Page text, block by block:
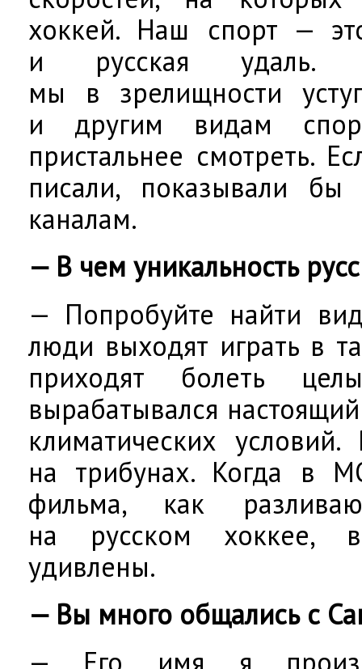
хоккей. Наш спорт —
и русская
мы в зрелищности
и другим видам
пристальнее смотреть.
писали, показывали
каналам.
— В чем уникальность
— Попробуйте найти
люди выходят играть в
приходят болеть
вырабатывался
климатических
на трибунах. Когда в
фильма, как
на русском хоккее,
удивлены.
— Вы много общались с
— Его имя я